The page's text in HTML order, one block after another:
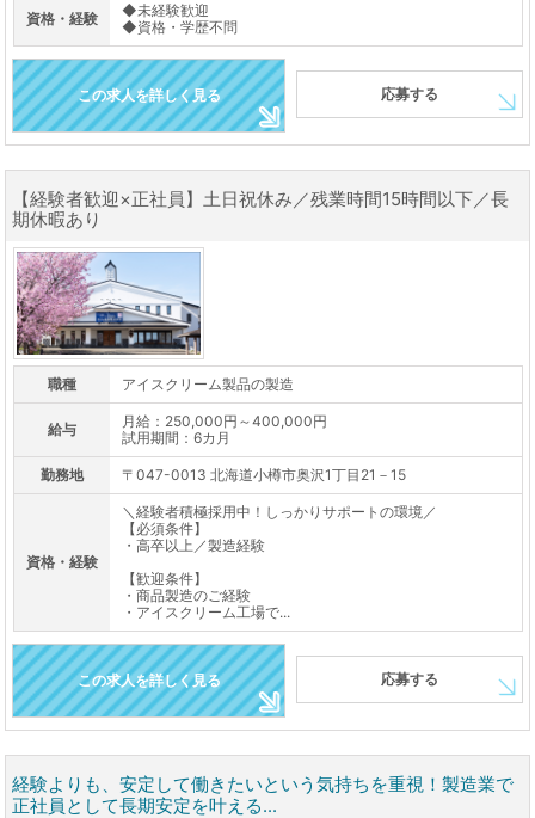
資格・経験
◆未経験歓迎
◆資格・学歴不問
この求人を詳しく見る 応募する
【経験者歓迎×正社員】土日祝休み／残業時間15時間以下／長
期休暇あり
職種 アイスクリーム製品の製造
給与
月給：250,000円～400,000円
試用期間：6カ月
勤務地 〒047-0013 北海道小樽市奥沢1丁目21－15
資格・経験
＼経験者積極採用中！しっかりサポートの環境／
【必須条件】
・高卒以上／製造経験
【歓迎条件】
・商品製造のご経験
・アイスクリーム工場で...
この求人を詳しく見る 応募する
経験よりも、安定して働きたいという気持ちを重視！製造業で
正社員として長期安定を叶える...